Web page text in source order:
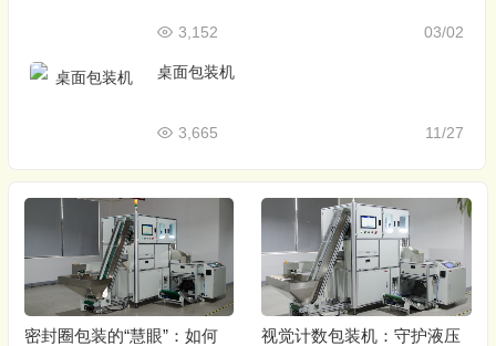
03/02
3,152
桌面包装机
11/27
3,665
密封圈包装的“慧眼”：如何
视觉计数包装机：守护液压